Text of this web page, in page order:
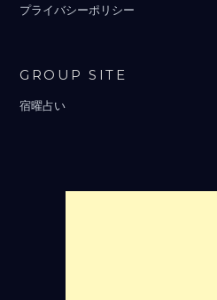
プライバシーポリシー
GROUP SITE
宿曜占い